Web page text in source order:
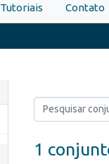
Tutoriais Contato
1